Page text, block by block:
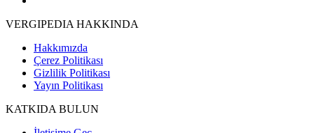
VERGIPEDIA HAKKINDA
Hakkımızda
Çerez Politikası
Gizlilik Politikası
Yayın Politikası
KATKIDA BULUN